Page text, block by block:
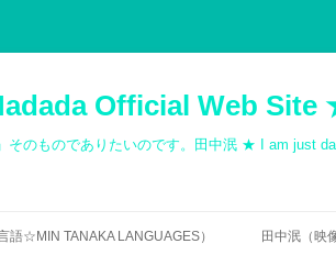
Official Web Site
そのものでありたいのです。田中泯 ★ I am just
語☆MIN TANAKA LANGUAGES） 田中泯（映